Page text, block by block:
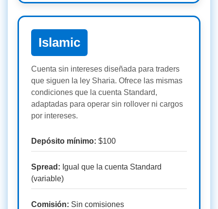
Islamic
Cuenta sin intereses diseñada para traders
que siguen la ley Sharia. Ofrece las mismas
condiciones que la cuenta Standard,
adaptadas para operar sin rollover ni cargos
por intereses.
Depósito mínimo: $100
Spread: Igual que la cuenta Standard
(variable)
Comisión: Sin comisiones